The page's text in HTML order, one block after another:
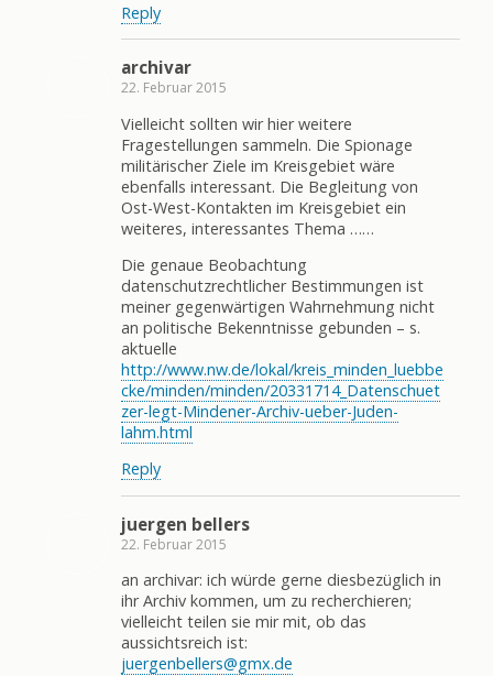
Reply
archivar
22. Februar 2015
Vielleicht sollten wir hier weitere
Fragestellungen sammeln. Die Spionage
militärischer Ziele im Kreisgebiet wäre
ebenfalls interessant. Die Begleitung von
Ost-West-Kontakten im Kreisgebiet ein
weiteres, interessantes Thema ……
Die genaue Beobachtung
datenschutzrechtlicher Bestimmungen ist
meiner gegenwärtigen Wahrnehmung nicht
an politische Bekenntnisse gebunden – s.
aktuelle
http://www.nw.de/lokal/kreis_minden_luebbe
cke/minden/minden/20331714_Datenschuet
zer-legt-Mindener-Archiv-ueber-Juden-
lahm.html
Reply
juergen bellers
22. Februar 2015
an archivar: ich würde gerne diesbezüglich in
ihr Archiv kommen, um zu recherchieren;
vielleicht teilen sie mir mit, ob das
aussichtsreich ist:
juergenbellers@gmx.de